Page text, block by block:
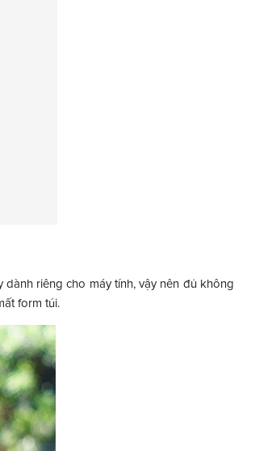
riêng cho máy tính, vậy nên đủ không
form túi.